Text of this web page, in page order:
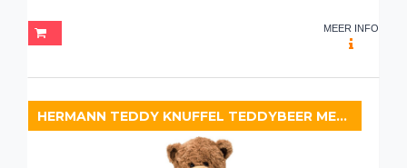
MEER INFO
HERMANN TEDDY KNUFFEL TEDDYBEER MET SJAAL GROOT